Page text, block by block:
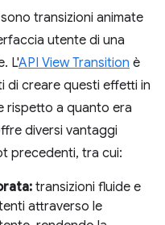
transizioni animate
utente di una
L'API View Transition è
creare questi effetti in
rispetto a quanto era
diversi vantaggi
precedenti, tra cui:
transizioni fluide e
attraverso le